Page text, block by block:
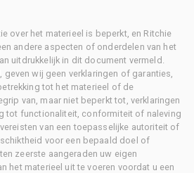
over het materieel is beperkt, en Ritchie
andere aspecten of onderdelen van het
uitdrukkelijk in dit document vermeld.
geven wij geen verklaringen of garanties,
tot het materieel of de
van, maar niet beperkt tot, verklaringen
tot functionaliteit, conformiteit of naleving
van een toepasselijke autoriteit of
voor een bepaald doel of
zeerste aangeraden uw eigen
het materieel uit te voeren voordat u een